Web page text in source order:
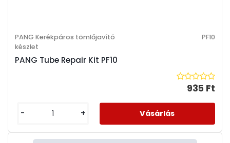
PANG Tube Repair Kit PF10
PANG Kerékpáros tömlőjavító
készlet
PF10
935 Ft
- +